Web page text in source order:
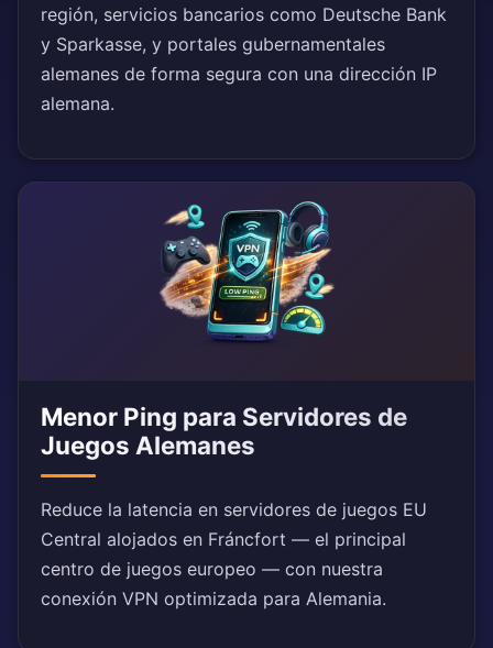
región, servicios bancarios como Deutsche Bank
y Sparkasse, y portales gubernamentales
alemanes de forma segura con una dirección IP
alemana.
Menor Ping para Servidores de
Juegos Alemanes
Reduce la latencia en servidores de juegos EU
Central alojados en Fráncfort — el principal
centro de juegos europeo — con nuestra
conexión VPN optimizada para Alemania.